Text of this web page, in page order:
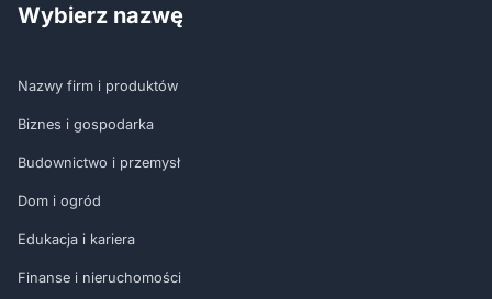
Wybierz nazwę
Nazwy firm i produktów
Biznes i gospodarka
Budownictwo i przemysł
Dom i ogród
Edukacja i kariera
Finanse i nieruchomości